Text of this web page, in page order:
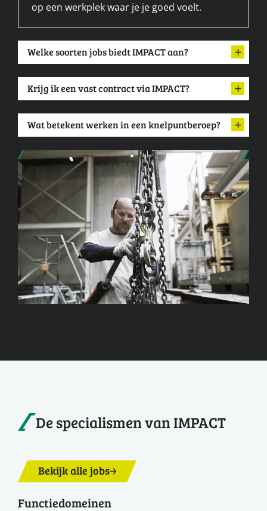
op een werkplek waar je je goed voelt.
Welke soorten jobs biedt IMPACT aan?
Krijg ik een vast contract via IMPACT?
Wat betekent werken in een knelpuntberoep?
De specialismen van IMPACT
Bekijk alle jobs
Functiedomeinen